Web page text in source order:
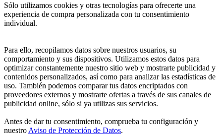
Sólo utilizamos cookies y otras tecnologías para ofrecerte una
experiencia de compra personalizada con tu consentimiento
individual.
Para ello, recopilamos datos sobre nuestros usuarios, su
comportamiento y sus dispositivos. Utilizamos estos datos para
optimizar constantemente nuestro sitio web y mostrarte publicidad y
contenidos personalizados, así como para analizar las estadísticas de
uso. También podemos comparar tus datos encriptados con
proveedores externos y mostrarte ofertas a través de sus canales de
publicidad online, sólo si ya utilizas sus servicios.
Antes de dar tu consentimiento, comprueba tu configuración y
nuestro Aviso de Protección de Datos.